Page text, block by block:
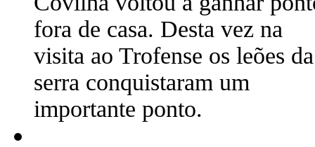
fora de casa. Desta vez na
visita ao Trofense os leões da
serra conquistaram um
importante ponto.